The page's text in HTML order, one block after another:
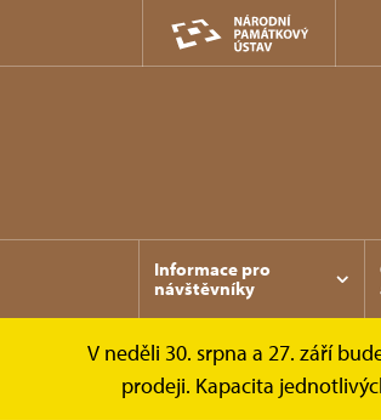
Informace pro
návštěvníky
V neděli 30. srpna a 27. září
prodeji. Kapacita
Žebrák Tipy na výlet